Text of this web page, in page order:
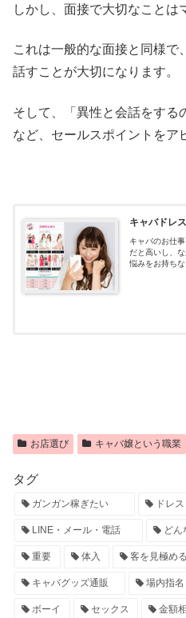
しかし、面接で大切なことは
これは一般的な面接と同様で
話すことが大切になります。
そして、「異性と会話をする
など、セールスポイントをア
キャバドレ
キャバのお仕
だと高いし、
悩みをお持ち
お店選び キャバ嬢という職業
タグ
ガンガン稼ぎたい ドレス
LINE・メール・電話 どん
重要 体入 客を見極める
キャバグッズ通販 場内指名
ボーイ セックス 金額